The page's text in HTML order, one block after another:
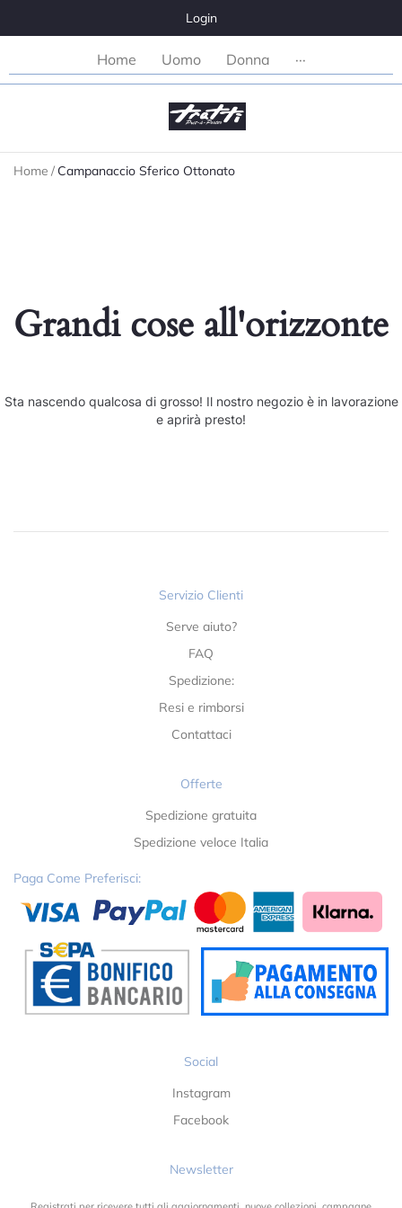
Login
Home Uomo Donna ···
Home / Campanaccio Sferico Ottonato
Grandi cose all'orizzonte
Sta nascendo qualcosa di grosso! Il nostro negozio è in lavorazione
e aprirà presto!
Servizio Clienti
Serve aiuto?
FAQ
Spedizione:
Resi e rimborsi
Contattaci
Offerte
Spedizione gratuita
Spedizione veloce Italia
Paga Come Preferisci:
Social
Instagram
Facebook
Newsletter